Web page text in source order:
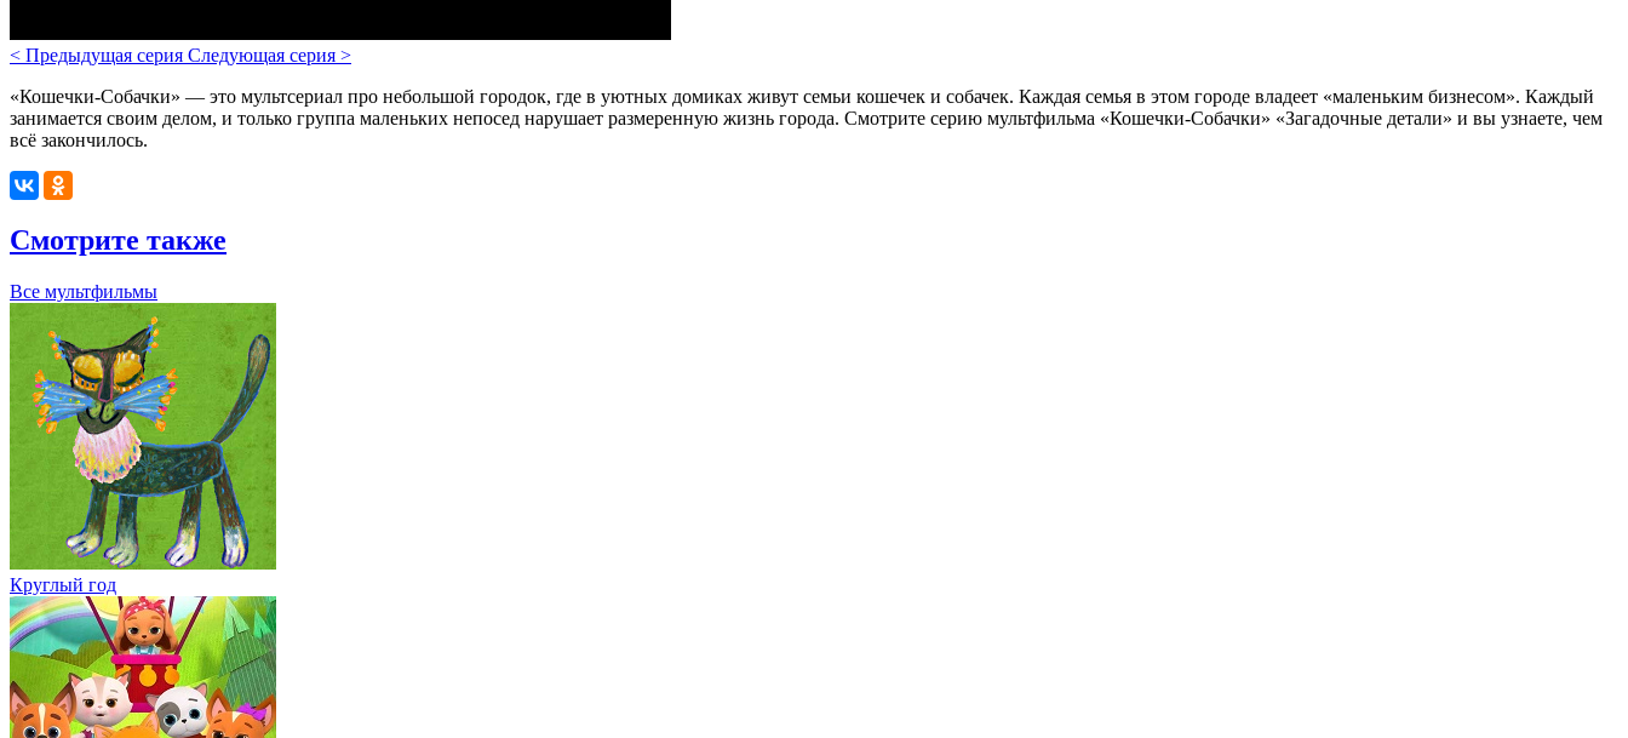
< Предыдущая серия Следующая серия >
«Кошечки-Собачки» — это мультсериал про небольшой городок, где в уютных домиках живут семьи кошечек и собачек. Каждая семья в этом городе владеет «маленьким бизнесом». Каждый
занимается своим делом, и только группа маленьких непосед нарушает размеренную жизнь города. Смотрите серию мультфильма «Кошечки-Собачки» «Загадочные детали» и вы узнаете, чем
всё закончилось.
Смотрите также
Все мультфильмы
Круглый год